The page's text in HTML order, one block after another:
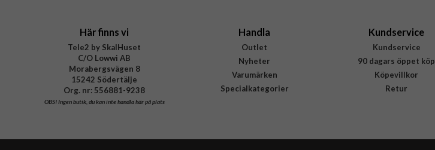
Här finns vi
Tele2 by SkalHuset
C/O Lowwi AB
Morabergsvägen 8
15242 Södertälje
Org. nr: 556881-9238
OBS!Ingen butik, du kan inte handla här på plats
Handla
Outlet
Nyheter
Varumärken
Specialkategorier
Kundservice
Kundservice
90 dagars öppet köp
Köpevillkor
Retur